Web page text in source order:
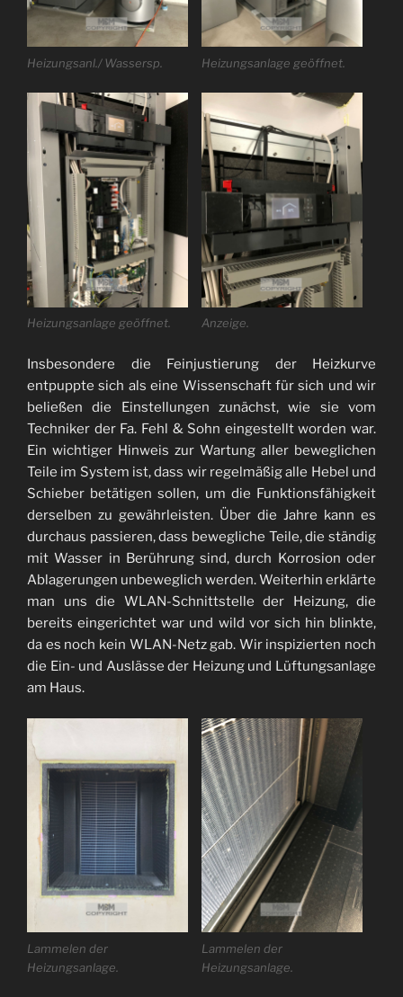
Heizungsanl./ Wassersp. Heizungsanlage geöffnet.
Heizungsanlage geöffnet. Anzeige.
Insbesondere die Feinjustierung der Heizkurve
entpuppte sich als eine Wissenschaft für sich und wir
beließen die Einstellungen zunächst, wie sie vom
Techniker der Fa. Fehl & Sohn eingestellt worden war.
Ein wichtiger Hinweis zur Wartung aller beweglichen
Teile im System ist, dass wir regelmäßig alle Hebel und
Schieber betätigen sollen, um die Funktionsfähigkeit
derselben zu gewährleisten. Über die Jahre kann es
durchaus passieren, dass bewegliche Teile, die ständig
mit Wasser in Berührung sind, durch Korrosion oder
Ablagerungen unbeweglich werden. Weiterhin erklärte
man uns die WLAN-Schnittstelle der Heizung, die
bereits eingerichtet war und wild vor sich hin blinkte,
da es noch kein WLAN-Netz gab. Wir inspizierten noch
die Ein- und Auslässe der Heizung und Lüftungsanlage
am Haus.
Lammelen der
Heizungsanlage.
Lammelen der
Heizungsanlage.